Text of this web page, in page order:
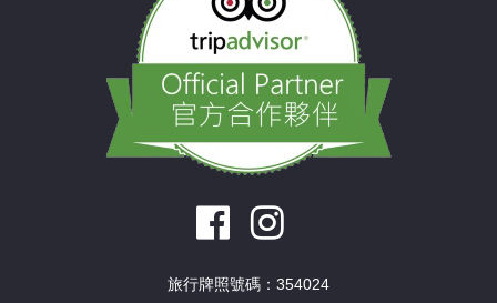
旅行牌照號碼：354024